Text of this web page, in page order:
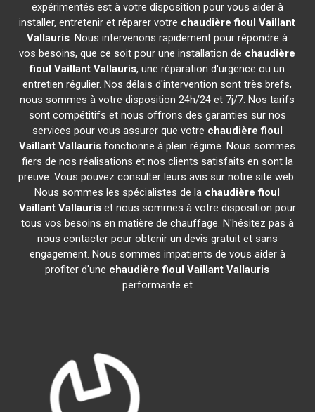
expérimentés est à votre disposition pour vous aider à
installer, entretenir et réparer votre chaudière fioul Vaillant
Vallauris. Nous intervenons rapidement pour répondre à
vos besoins, que ce soit pour une installation de chaudière
fioul Vaillant Vallauris, une réparation d'urgence ou un
entretien régulier. Nos délais d'intervention sont très brefs,
nous sommes à votre disposition 24h/24 et 7j/7. Nos tarifs
sont compétitifs et nous offrons des garanties sur nos
services pour vous assurer que votre chaudière fioul
Vaillant Vallauris fonctionne à plein régime. Nous sommes
fiers de nos réalisations et nos clients satisfaits en sont la
preuve. Vous pouvez consulter leurs avis sur notre site web.
Nous sommes les spécialistes de la chaudière fioul
Vaillant Vallauriset nous sommes à votre disposition pour
tous vos besoins en matière de chauffage. N'hésitez pas à
nous contacter pour obtenir un devis gratuit et sans
engagement. Nous sommes impatients de vous aider à
profiter d'une chaudière fioul Vaillant Vallauris
performante et